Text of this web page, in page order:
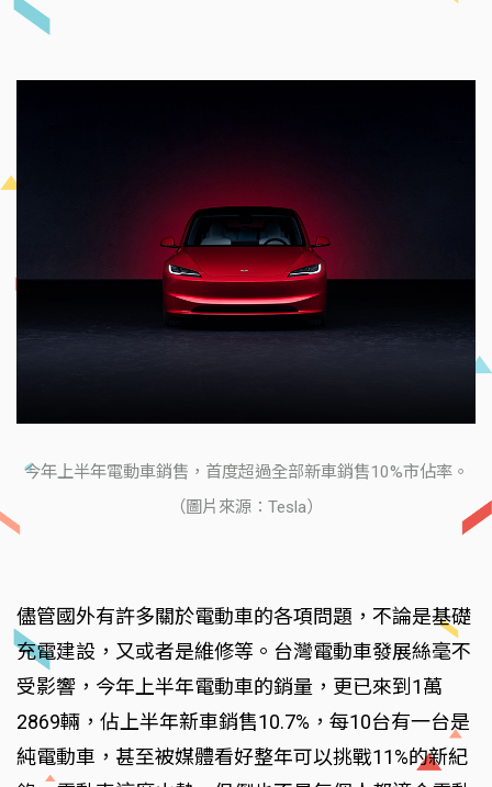
今年上半年電動車銷售，首度超過全部新車銷售10%市佔率。
（圖片來源：Tesla）
儘管國外有許多關於電動車的各項問題，不論是基礎
充電建設，又或者是維修等。台灣電動車發展絲毫不
受影響，今年上半年電動車的銷量，更已來到1萬
2869輛，佔上半年新車銷售10.7%，每10台有一台是
純電動車，甚至被媒體看好整年可以挑戰11%的新紀